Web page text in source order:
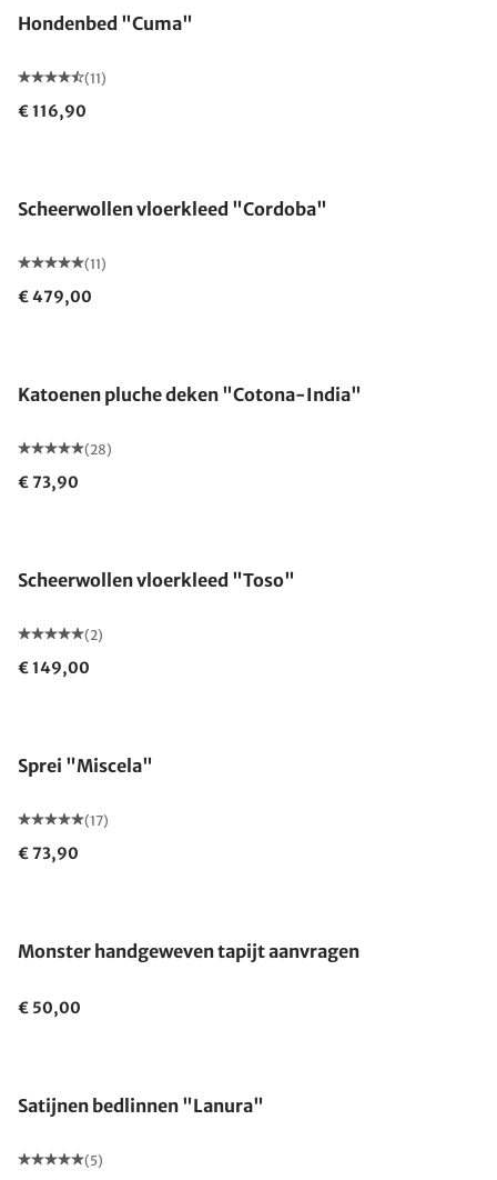
Hondenbed "Cuma"
(11)
€ 116,90
Scheerwollen vloerkleed "Cordoba"
(11)
€ 479,00
Katoenen pluche deken "Cotona-India"
(28)
€ 73,90
Scheerwollen vloerkleed "Toso"
(2)
€ 149,00
Sprei "Miscela"
(17)
€ 73,90
Monster handgeweven tapijt aanvragen
€ 50,00
Satijnen bedlinnen "Lanura"
(5)